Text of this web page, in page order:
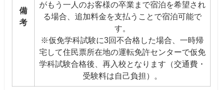
備
考
がもう一人のお客様の卒業まで宿泊を希望され
る場合、追加料金を支払うことで宿泊可能で
す。
※仮免学科試験に3回不合格した場合、一時帰
宅して住民票所在地の運転免許センターで仮免
学科試験合格後、再入校となります（交通費・
受験料は自己負担）。